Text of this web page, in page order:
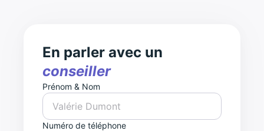
En parler avec un
conseiller
Prénom & Nom
Numéro de téléphone